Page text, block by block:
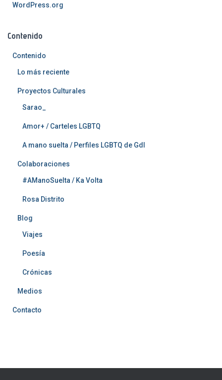
WordPress.org
Contenido
Contenido
Lo más reciente
Proyectos Culturales
Sarao_
Amor+ / Carteles LGBTQ
A mano suelta / Perfiles LGBTQ de Gdl
Colaboraciones
#AManoSuelta / Ka Volta
Rosa Distrito
Blog
Viajes
Poesía
Crónicas
Medios
Contacto